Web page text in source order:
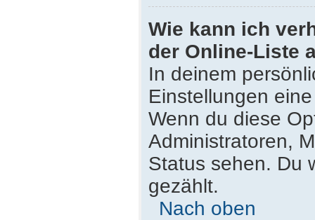
Wie kann ich
der Online-Liste
In deinem
Einstellungen
Wenn du diese
Administratoren,
Status sehen. Du
gezählt.
Nach oben